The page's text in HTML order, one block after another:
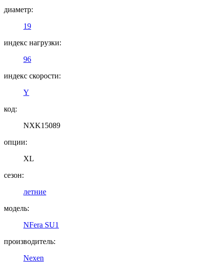
диаметр:
19
индекс нагрузки:
96
индекс скорости:
Y
код:
NXK15089
опции:
XL
сезон:
летние
модель:
NFera SU1
производитель:
Nexen